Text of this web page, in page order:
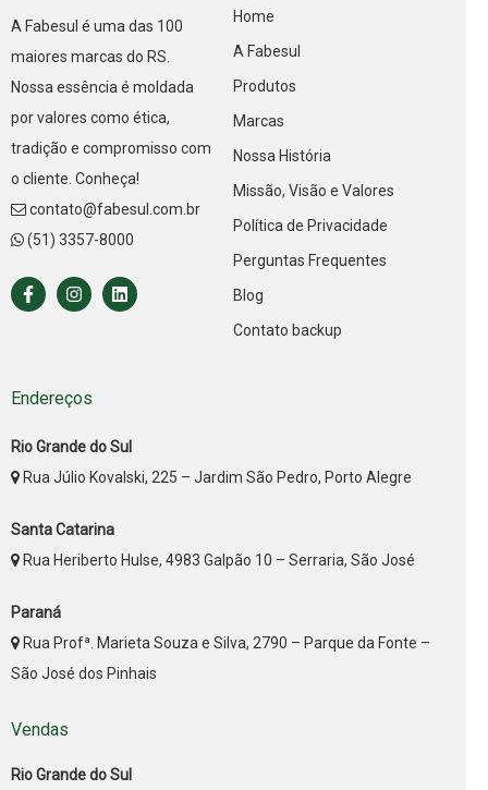
A Fabesul é uma das 100
maiores marcas do RS.
Nossa essência é moldada
por valores como ética,
tradição e compromisso com
o cliente. Conheça!
contato@fabesul.com.br
(51) 3357-8000
Home
A Fabesul
Produtos
Marcas
Nossa História
Missão, Visão e Valores
Política de Privacidade
Perguntas Frequentes
Blog
Contato backup
Endereços
Rio Grande do Sul
Rua Júlio Kovalski, 225 – Jardim São Pedro, Porto Alegre
Santa Catarina
Rua Heriberto Hulse, 4983 Galpão 10 – Serraria, São José
Paraná
Rua Profª. Marieta Souza e Silva, 2790 – Parque da Fonte –
São José dos Pinhais
Vendas
Rio Grande do Sul